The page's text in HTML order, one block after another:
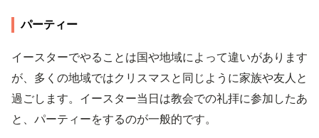
パーティー
イースターでやることは国や地域によって違いがあります
が、多くの地域ではクリスマスと同じように家族や友人と
過ごします。イースター当日は教会での礼拝に参加したあ
と、パーティーをするのが一般的です。